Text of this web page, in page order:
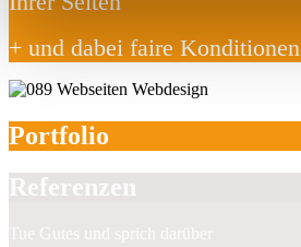
+ und dabei faire Konditionen
Portfolio
Referenzen